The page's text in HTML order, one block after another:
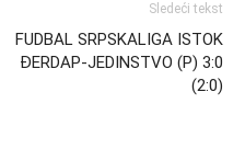
Sledeći tekst
FUDBAL SRPSKALIGA ISTOK
ĐERDAP-JEDINSTVO (P) 3:0
(2:0)